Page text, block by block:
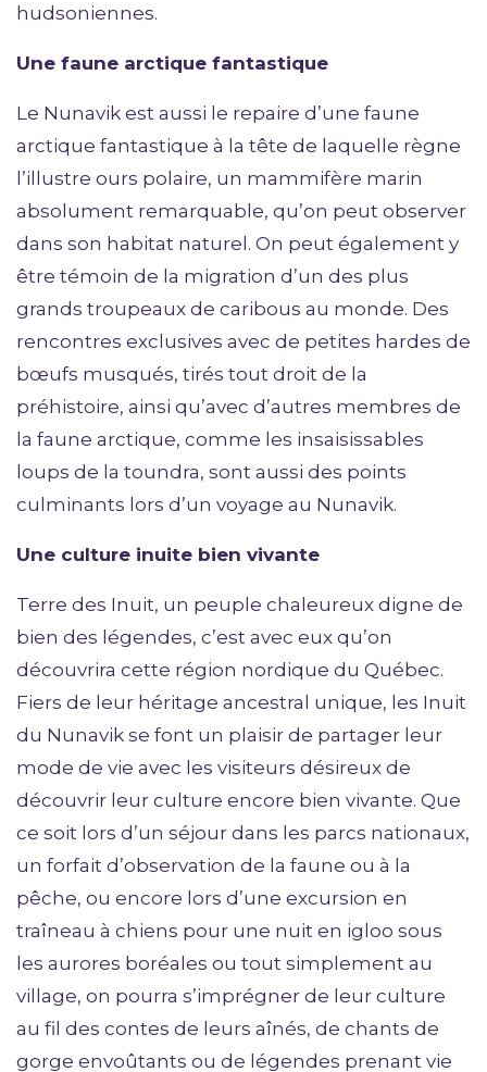
hudsoniennes.
Une faune arctique fantastique
Le Nunavik est aussi le repaire d’une faune
arctique fantastique à la tête de laquelle règne
l’illustre ours polaire, un mammifère marin
absolument remarquable, qu’on peut observer
dans son habitat naturel. On peut également y
être témoin de la migration d’un des plus
grands troupeaux de caribous au monde. Des
rencontres exclusives avec de petites hardes de
bœufs musqués, tirés tout droit de la
préhistoire, ainsi qu’avec d’autres membres de
la faune arctique, comme les insaisissables
loups de la toundra, sont aussi des points
culminants lors d’un voyage au Nunavik.
Une culture inuite bien vivante
Terre des Inuit, un peuple chaleureux digne de
bien des légendes, c’est avec eux qu’on
découvrira cette région nordique du Québec.
Fiers de leur héritage ancestral unique, les Inuit
du Nunavik se font un plaisir de partager leur
mode de vie avec les visiteurs désireux de
découvrir leur culture encore bien vivante. Que
ce soit lors d’un séjour dans les parcs nationaux,
un forfait d’observation de la faune ou à la
pêche, ou encore lors d’une excursion en
traîneau à chiens pour une nuit en igloo sous
les aurores boréales ou tout simplement au
village, on pourra s’imprégner de leur culture
au fil des contes de leurs aînés, de chants de
gorge envoûtants ou de légendes prenant vie